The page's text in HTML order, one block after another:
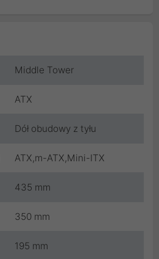
Middle Tower
ATX
Dół obudowy z tyłu
ATX,m-ATX,Mini-ITX
435 mm
350 mm
195 mm